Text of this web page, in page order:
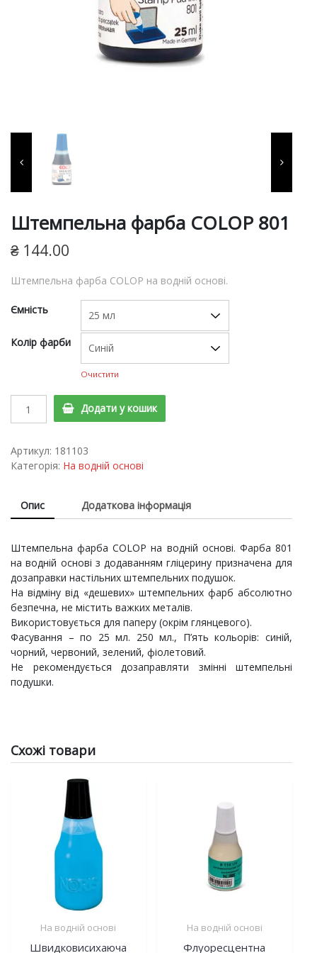
фарби, витратні матеріали
для виготовлення печаток
та штампів, продукція для
Штемпельна фарба COLOP 801
₴ 144.00
Штемпельна фарба СOLOP на водній основі.
Ємність
Колір фарби
Очистити
Штемпельна
фарба
quantity
Додати у кошик
Артикул: 181103
Категорія: На водній основі
Опис Додаткова інформація
Штемпельна фарба СOLOP на водній основі. Фарба 801
на водній основі з додаванням гліцерину призначена для
дозаправки настільних штемпельних подушок.
На відміну від «дешевих» штемпельних фарб абсолютно
безпечна, не містить важких металів.
Використовується для паперу (окрім глянцевого).
Фасування – по 25 мл. 250 мл., П’ять кольорів: синій,
чорний, червоний, зелений, фіолетовий.
Не рекомендується дозаправляти змінні штемпельні
подушки.
Схожі товари
На водній основі
Швидковисихаюча
На водній основі
Флуоресцентна